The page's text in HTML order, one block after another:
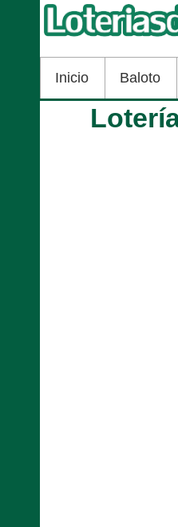
Inicio Baloto